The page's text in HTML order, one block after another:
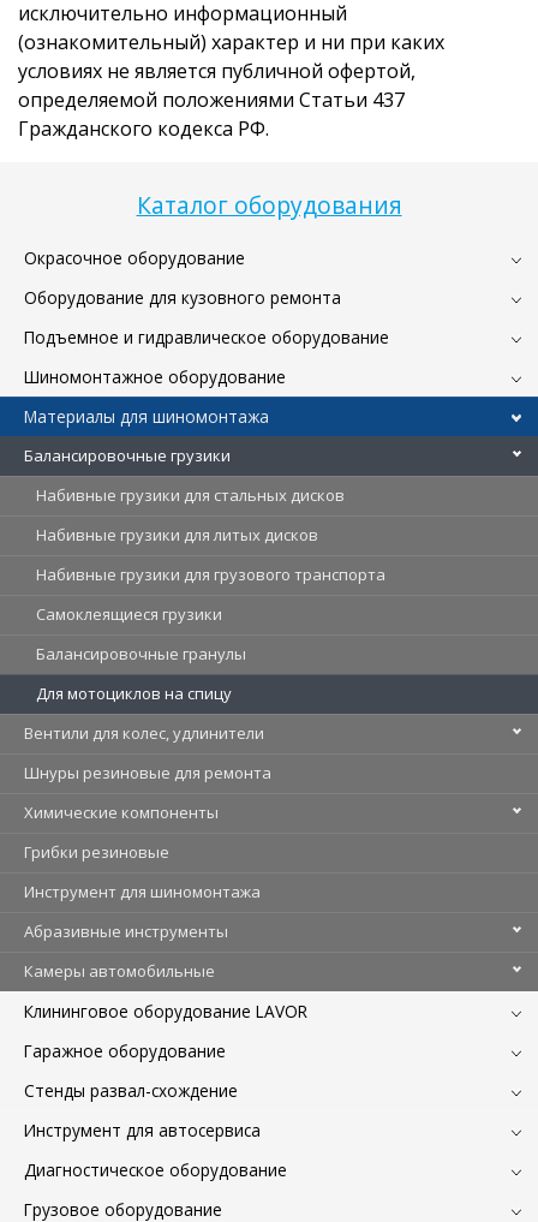
Каталог оборудования
Окрасочное оборудование
Оборудование для кузовного ремонта
Подъемное и гидравлическое оборудование
Шиномонтажное оборудование
Материалы для шиномонтажа
Балансировочные грузики
Набивные грузики для стальных дисков
Набивные грузики для литых дисков
Набивные грузики для грузового транспорта
Самоклеящиеся грузики
Балансировочные гранулы
Для мотоциклов на спицу
Вентили для колес, удлинители
Шнуры резиновые для ремонта
Химические компоненты
Грибки резиновые
Инструмент для шиномонтажа
Абразивные инструменты
Камеры автомобильные
Клининговое оборудование LAVOR
Гаражное оборудование
Стенды развал-схождение
Инструмент для автосервиса
Диагностическое оборудование
Грузовое оборудование
исключительно информационный
(ознакомительный) характер и ни при каких
условиях не является публичной офертой,
определяемой положениями Статьи 437
Гражданского кодекса РФ.